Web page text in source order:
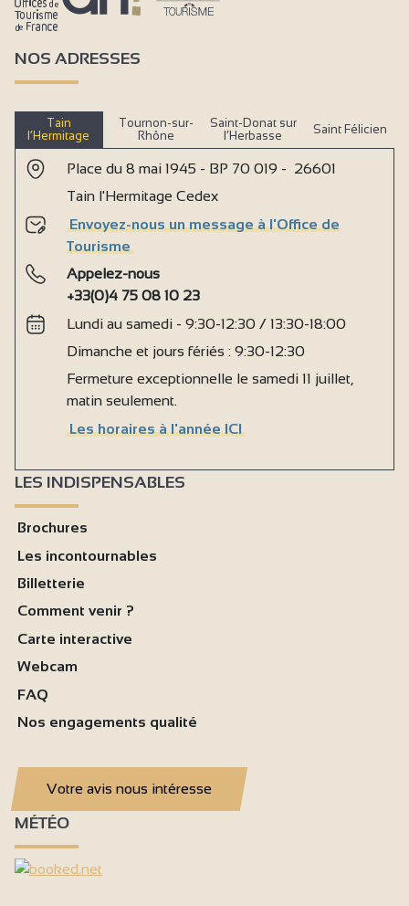
NOS ADRESSES
Tain
l’Hermitage
Tournon-sur-
Rhône
Saint-Donat sur
l’Herbasse
Saint Félicien
Place du 8 mai 1945 - BP 70 019 - 26601
Tain l'Hermitage Cedex
Envoyez-nous un message à l'Office de
Tourisme
Appelez-nous
+33(0)4 75 08 10 23
Lundi au samedi - 9:30-12:30 / 13:30-18:00
Dimanche et jours fériés : 9:30-12:30
Fermeture exceptionnelle le samedi 11 juillet,
matin seulement.
Les horaires à l'année ICI
LES INDISPENSABLES
Brochures
Les incontournables
Billetterie
Comment venir ?
Carte interactive
Webcam
FAQ
Nos engagements qualité
Votre avis nous intéresse
MÉTÉO